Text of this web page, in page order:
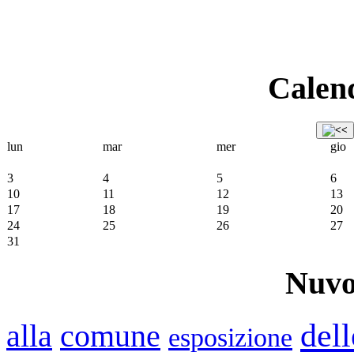
lun
mar mer gio
3 4 5
6
10
11 12
13
17
18 19
20
24
25 26
27
31
alla comune esposizione